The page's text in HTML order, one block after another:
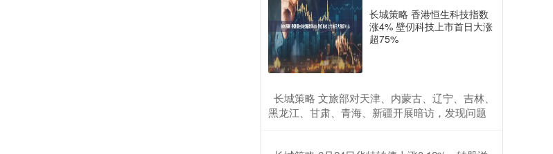
长城策略 香港恒生科技指数
涨4% 壁仞科技上市首日大涨
超75%
​长城策略 文旅部对天津、内蒙古、辽宁、吉林、
黑龙江、甘肃、青海、新疆开展暗访，发现问题